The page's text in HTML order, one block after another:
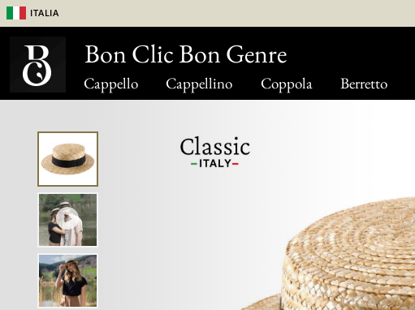
Cappello Cappellino Coppola Berretto
Italia
Bon Clic Bon Genre